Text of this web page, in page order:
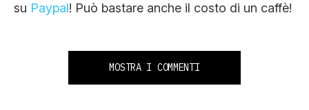
su Paypal! Può bastare anche il costo di un caffè!
MOSTRA I COMMENTI